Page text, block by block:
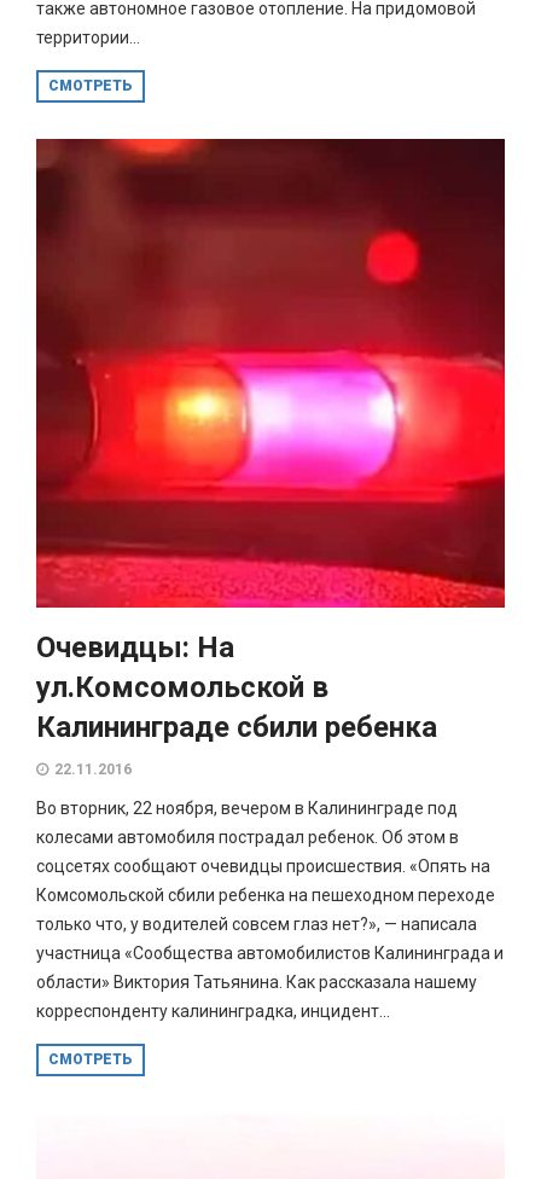
также автономное газовое отопление. На придомовой
территории...
СМОТРЕТЬ
Очевидцы: На
ул.Комсомольской в
Калининграде сбили ребенка
22.11.2016
Во вторник, 22 ноября, вечером в Калининграде под
колесами автомобиля пострадал ребенок. Об этом в
соцсетях сообщают очевидцы происшествия. «Опять на
Комсомольской сбили ребенка на пешеходном переходе
только что, у водителей совсем глаз нет?», — написала
участница «Сообщества автомобилистов Калининграда и
области» Виктория Татьянина. Как рассказала нашему
корреспонденту калининградка, инцидент...
СМОТРЕТЬ